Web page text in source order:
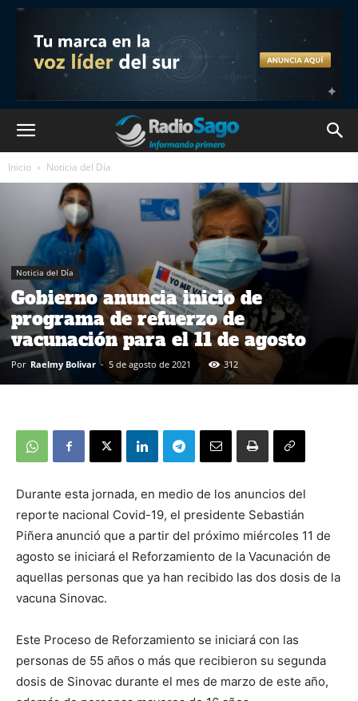
Inicio Noticia del Día
Noticia del Día
Gobierno anuncia inicio de
programa de refuerzo de
vacunación para el 11 de agosto
Por Raelmy Bolivar - 5 de agosto de 2021 312
Durante esta jornada, en medio de los anuncios del
reporte nacional Covid-19, el presidente Sebastián
Piñera anunció que a partir del próximo miércoles 11 de
agosto se iniciará el Reforzamiento de la Vacunación de
aquellas personas que ya han recibido las dos dosis de la
vacuna Sinovac.
Este Proceso de Reforzamiento se iniciará con las
personas de 55 años o más que recibieron su segunda
dosis de Sinovac durante el mes de marzo de este año,